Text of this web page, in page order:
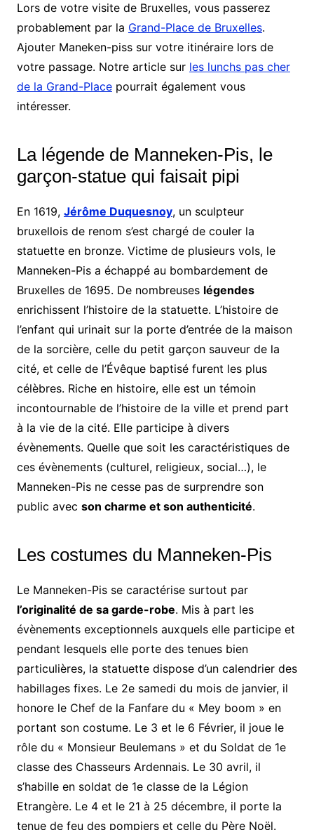
Lors de votre visite de Bruxelles, vous passerez
probablement par la Grand-Place de Bruxelles.
Ajouter Maneken-piss sur votre itinéraire lors de
votre passage. Notre article sur les lunchs pas cher
de la Grand-Placepourrait également vous
intéresser.
La légende de Manneken-Pis, le
garçon-statue qui faisait pipi
En 1619, Jérôme Duquesnoy, un sculpteur
bruxellois de renom s’est chargé de couler la
statuette en bronze. Victime de plusieurs vols, le
Manneken-Pis a échappé au bombardement de
Bruxelles de 1695. De nombreuses légendes
enrichissent l’histoire de la statuette. L’histoire de
l’enfant qui urinait sur la porte d’entrée de la maison
de la sorcière, celle du petit garçon sauveur de la
cité, et celle de l’Évêque baptisé furent les plus
célèbres. Riche en histoire, elle est un témoin
incontournable de l’histoire de la ville et prend part
à la vie de la cité. Elle participe à divers
évènements. Quelle que soit les caractéristiques de
ces évènements (culturel, religieux, social…), le
Manneken-Pis ne cesse pas de surprendre son
public avec son charme et son authenticité.
Les costumes du Manneken-Pis
Le Manneken-Pis se caractérise surtout par
l’originalité de sa garde-robe. Mis à part les
évènements exceptionnels auxquels elle participe et
pendant lesquels elle porte des tenues bien
particulières, la statuette dispose d’un calendrier des
habillages fixes. Le 2e samedi du mois de janvier, il
honore le Chef de la Fanfare du « Mey boom » en
portant son costume. Le 3 et le 6 Février, il joue le
rôle du « Monsieur Beulemans » et du Soldat de 1e
classe des Chasseurs Ardennais. Le 30 avril, il
s’habille en soldat de 1e classe de la Légion
Etrangère. Le 4 et le 21 à 25 décembre, il porte la
tenue de feu des pompiers et celle du Père Noël.